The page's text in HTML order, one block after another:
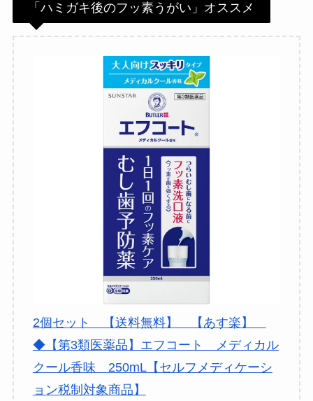
「ハミガキ後のフッ素うがい」オススメ
2個セット 【送料無料】 【あす楽】
◆【第3類医薬品】エフコート メディカル
クール香味 250mL【セルフメディケーシ
ョン税制対象商品】